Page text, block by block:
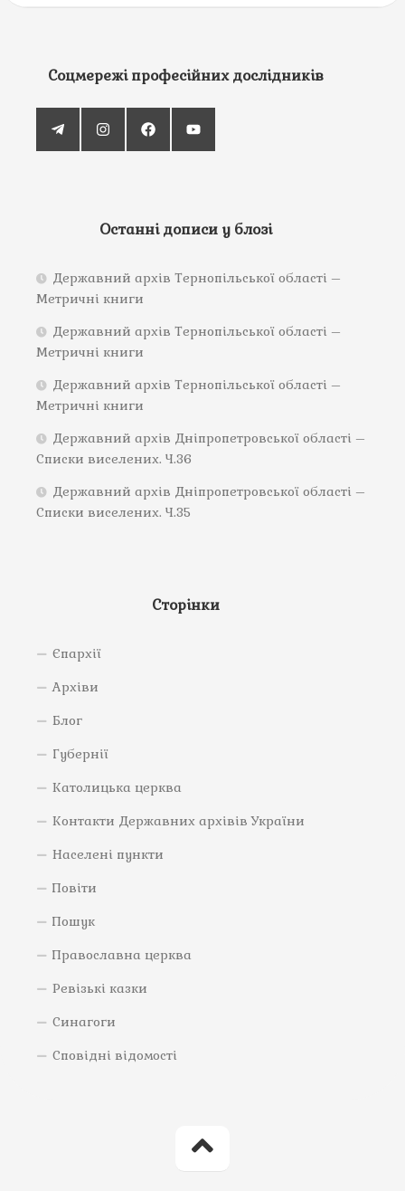
Соцмережі професійних дослідників
Останні дописи у блозі
Державний архів Тернопільської області –
Метричні книги
Державний архів Тернопільської області –
Метричні книги
Державний архів Тернопільської області –
Метричні книги
Державний архів Дніпропетровської області –
Списки виселених. Ч.36
Державний архів Дніпропетровської області –
Списки виселених. Ч.35
Сторінки
Єпархії
Архіви
Блог
Губернії
Католицька церква
Контакти Державних архівів України
Населені пункти
Повіти
Пошук
Православна церква
Ревізькі казки
Синагоги
Сповідні відомості